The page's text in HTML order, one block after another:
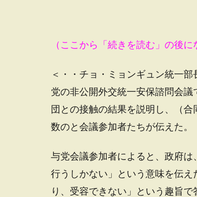
（ここから「続きを読む」の後に
＜・・チョ・ミョンギュン統一
党の非公開外交統一安保諮問会
団との接触の結果を説明し、（
数のと会議参加者たちが伝えた。
与党会議参加者によると、政府
行うしかない」という意味を伝
り、受容できない」という趣旨